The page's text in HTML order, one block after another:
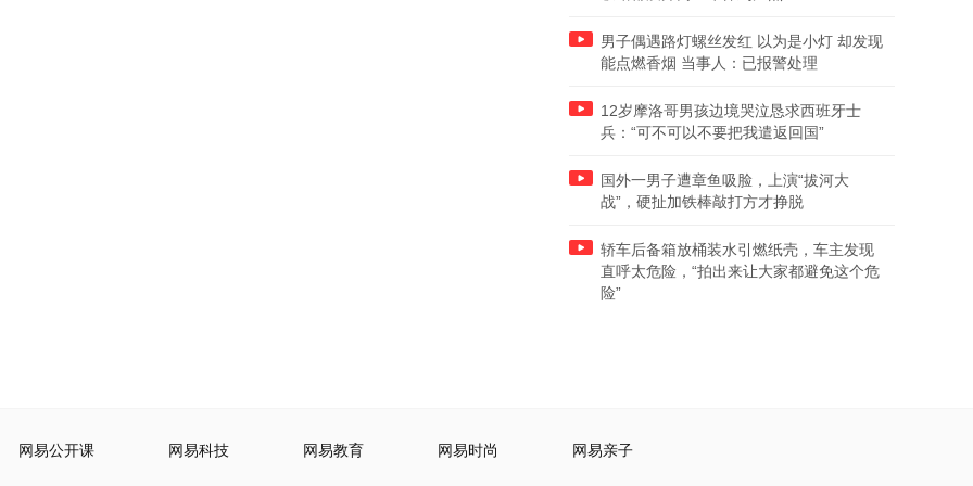
男子偶遇路灯螺丝发红 以为是小灯 却发现
能点燃香烟 当事人：已报警处理
12岁摩洛哥男孩边境哭泣恳求西班牙士
兵：“可不可以不要把我遣返回国”
国外一男子遭章鱼吸脸，上演“拔河大
战”，硬扯加铁棒敲打方才挣脱
轿车后备箱放桶装水引燃纸壳，车主发现
直呼太危险，“拍出来让大家都避免这个危
险”
网易公开课 网易科技 网易教育 网易时尚 网易亲子